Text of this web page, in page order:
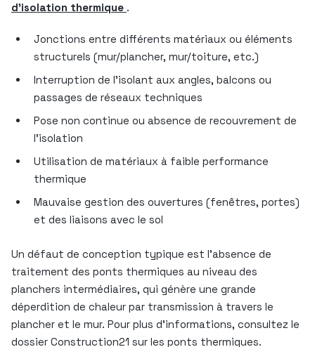
d’isolation thermique .
Jonctions entre différents matériaux ou éléments
structurels (mur/plancher, mur/toiture, etc.)
Interruption de l’isolant aux angles, balcons ou
passages de réseaux techniques
Pose non continue ou absence de recouvrement de
l’isolation
Utilisation de matériaux à faible performance
thermique
Mauvaise gestion des ouvertures (fenêtres, portes)
et des liaisons avec le sol
Un défaut de conception typique est l’absence de
traitement des ponts thermiques au niveau des
planchers intermédiaires, qui génère une grande
déperdition de chaleur par transmission à travers le
plancher et le mur. Pour plus d’informations, consultez le
dossier Construction21 sur les ponts thermiques.